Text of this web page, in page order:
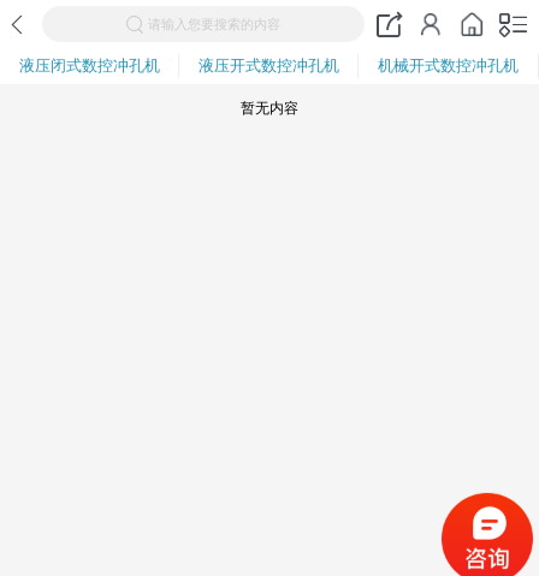
请输入您要搜索的内容
液压闭式数控冲孔机 液压开式数控冲孔机 机械开式数控冲孔机
暂无内容